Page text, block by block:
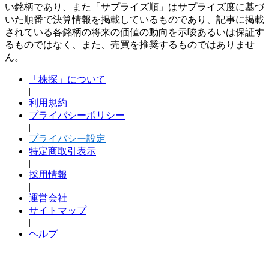
い銘柄であり、また「サプライズ順」はサプライズ度に基づ
いた順番で決算情報を掲載しているものであり、記事に掲載
されている各銘柄の将来の価値の動向を示唆あるいは保証す
るものではなく、また、売買を推奨するものではありませ
ん。
「株探」について
|
利用規約
プライバシーポリシー
|
プライバシー設定
特定商取引表示
|
採用情報
|
運営会社
サイトマップ
|
ヘルプ